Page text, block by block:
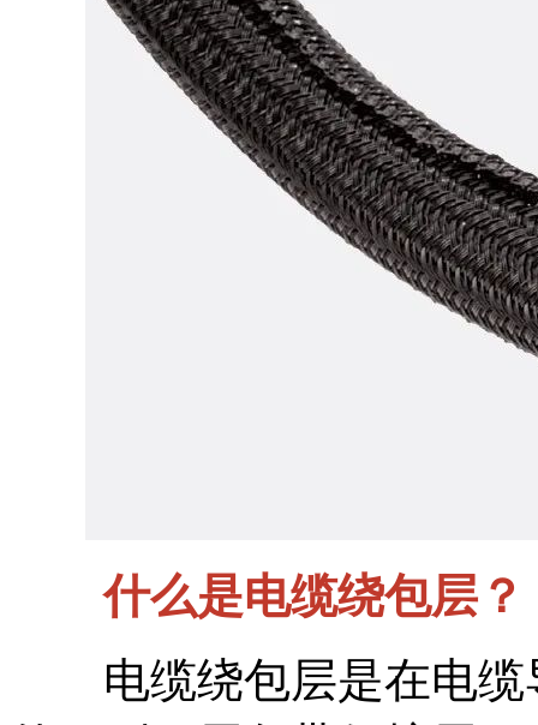
什么是电缆绕包层？
电缆绕包层是在电缆